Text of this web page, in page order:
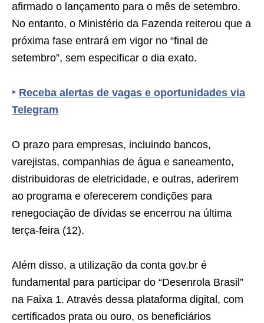
afirmado o lançamento para o mês de setembro.
No entanto, o Ministério da Fazenda reiterou que a
próxima fase entrará em vigor no “final de
setembro”, sem especificar o dia exato.
‣ Receba alertas de vagas e oportunidades via
Telegram
O prazo para empresas, incluindo bancos,
varejistas, companhias de água e saneamento,
distribuidoras de eletricidade, e outras, aderirem
ao programa e oferecerem condições para
renegociação de dívidas se encerrou na última
terça-feira (12).
Além disso, a utilização da conta gov.br é
fundamental para participar do “Desenrola Brasil”
na Faixa 1. Através dessa plataforma digital, com
certificados prata ou ouro, os beneficiários